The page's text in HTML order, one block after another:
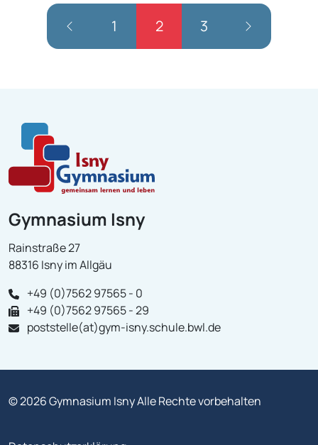
Navigation: Vorheriges
1 2 3
Gymnasium Isny
Rainstraße 27
88316 Isny im Allgäu
+49 (0)7562 97565 - 0
+49 (0)7562 97565 - 29
poststelle(at)gym-isny.schule.bwl.de
© 2026 Gymnasium Isny Alle Rechte vorbehalten